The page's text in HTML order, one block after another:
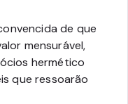
de que
mensurável,
hermético
que ressoarão